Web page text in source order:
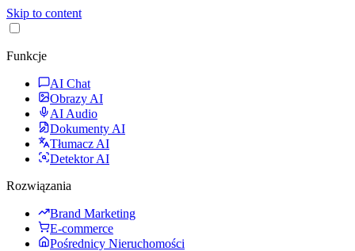
Skip to content
Funkcje
AI Chat
Obrazy AI
AI Audio
Dokumenty AI
Tłumacz AI
Detektor AI
Rozwiązania
Brand Marketing
E-commerce
Pośrednicy Nieruchomości